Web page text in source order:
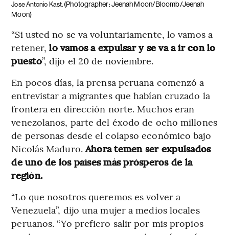
Jose Antonio Kast. (Photographer: Jeenah Moon/Bloomb/Jeenah
Moon)
“Si usted no se va voluntariamente, lo vamos a
retener,lo vamos a expulsar y se va a ir con lo
puesto”, dijo el 20 de noviembre.
En pocos días, la prensa peruana comenzó a
entrevistar a migrantes que habían cruzado la
frontera en dirección norte. Muchos eran
venezolanos, parte del éxodo de ocho millones
de personas desde el colapso económico bajo
Nicolás Maduro.Ahora temen ser expulsados ​​
de uno de los países más prósperos de la
región.
“Lo que nosotros queremos es volver a
Venezuela”, dijo una mujer a medios locales
peruanos. “Yo prefiero salir por mis propios